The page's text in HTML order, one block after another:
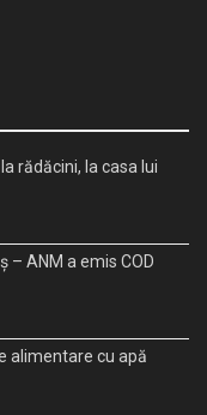
rădăcini, la casa lui
– ANM a emis COD
alimentare cu apă